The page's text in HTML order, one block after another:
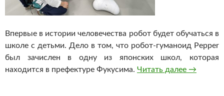
Впервые в истории человечества робот будет обучаться в
школе с детьми. Дело в том, что робот-гуманоид Pepper
был зачислен в одну из японских школ, которая
находится в префектуре Фукусима. Читать далее В
→